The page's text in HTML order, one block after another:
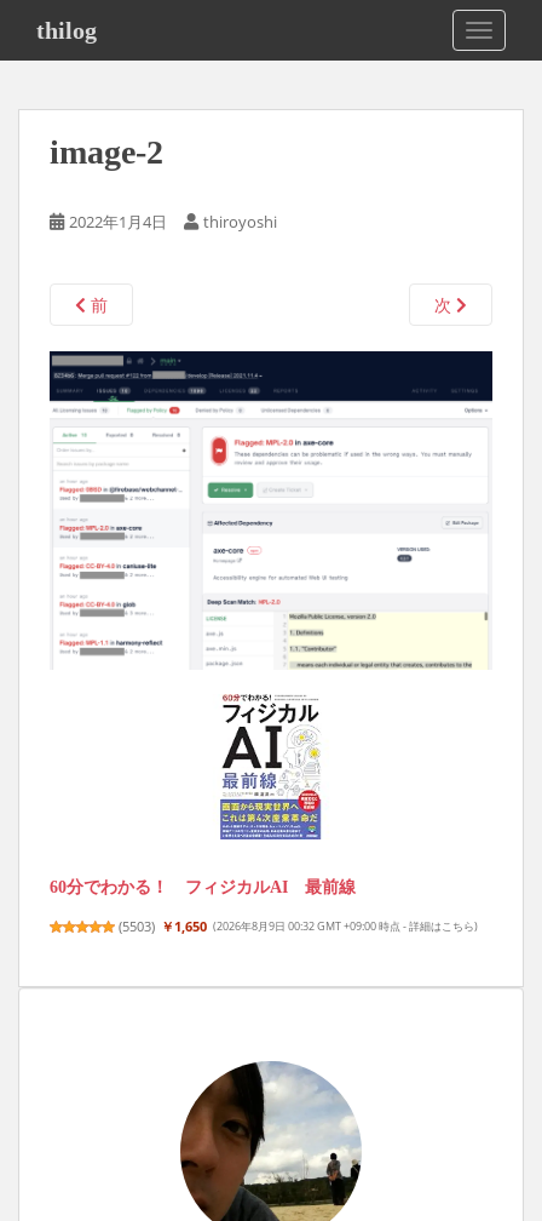
i
thilog
image-2
2022年1月4日 thiroyoshi
前 次
60分でわかる！ フィジカルAI 最前線
(5503) ￥1,650 (2026年8月9日 00:32 GMT +09:00 時点 -詳細はこちら)